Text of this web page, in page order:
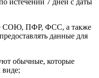
истечении 7 дней с даты
СОЮ, ПФР, ФСС, а также
данные для
обычные, которые
виде;